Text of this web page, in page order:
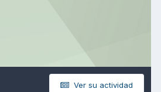
Ver su actividad